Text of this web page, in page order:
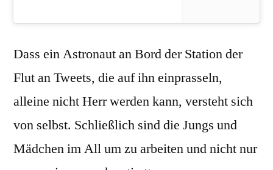
Dass ein Astronaut an Bord der Station der
Flut an Tweets, die auf ihn einprasseln,
alleine nicht Herr werden kann, versteht sich
von selbst. Schließlich sind die Jungs und
Mädchen im All um zu arbeiten und nicht nur